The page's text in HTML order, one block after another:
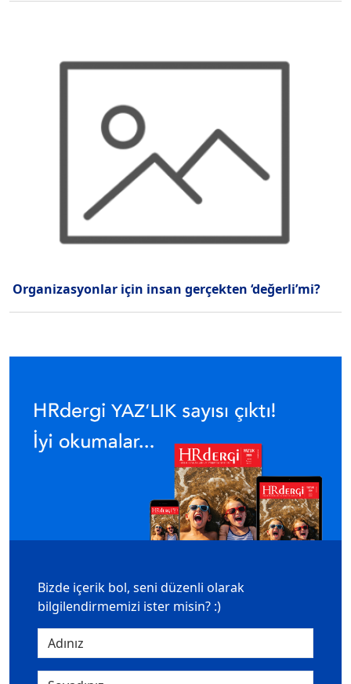
Organizasyonlar için insan gerçekten ‘değerli’mi?
Bizde içerik bol, seni düzenli olarak
bilgilendirmemizi ister misin? :)